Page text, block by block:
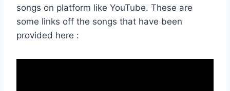
songs on platform like YouTube. These are
some links off the songs that have been
provided here :